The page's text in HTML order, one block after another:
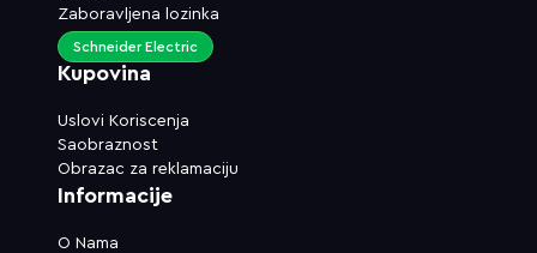
Zaboravljena lozinka
Kupovina
Uslovi Koriscenja
Saobraznost
Obrazac za reklamaciju
Schneider Electric
Informacije
O Nama